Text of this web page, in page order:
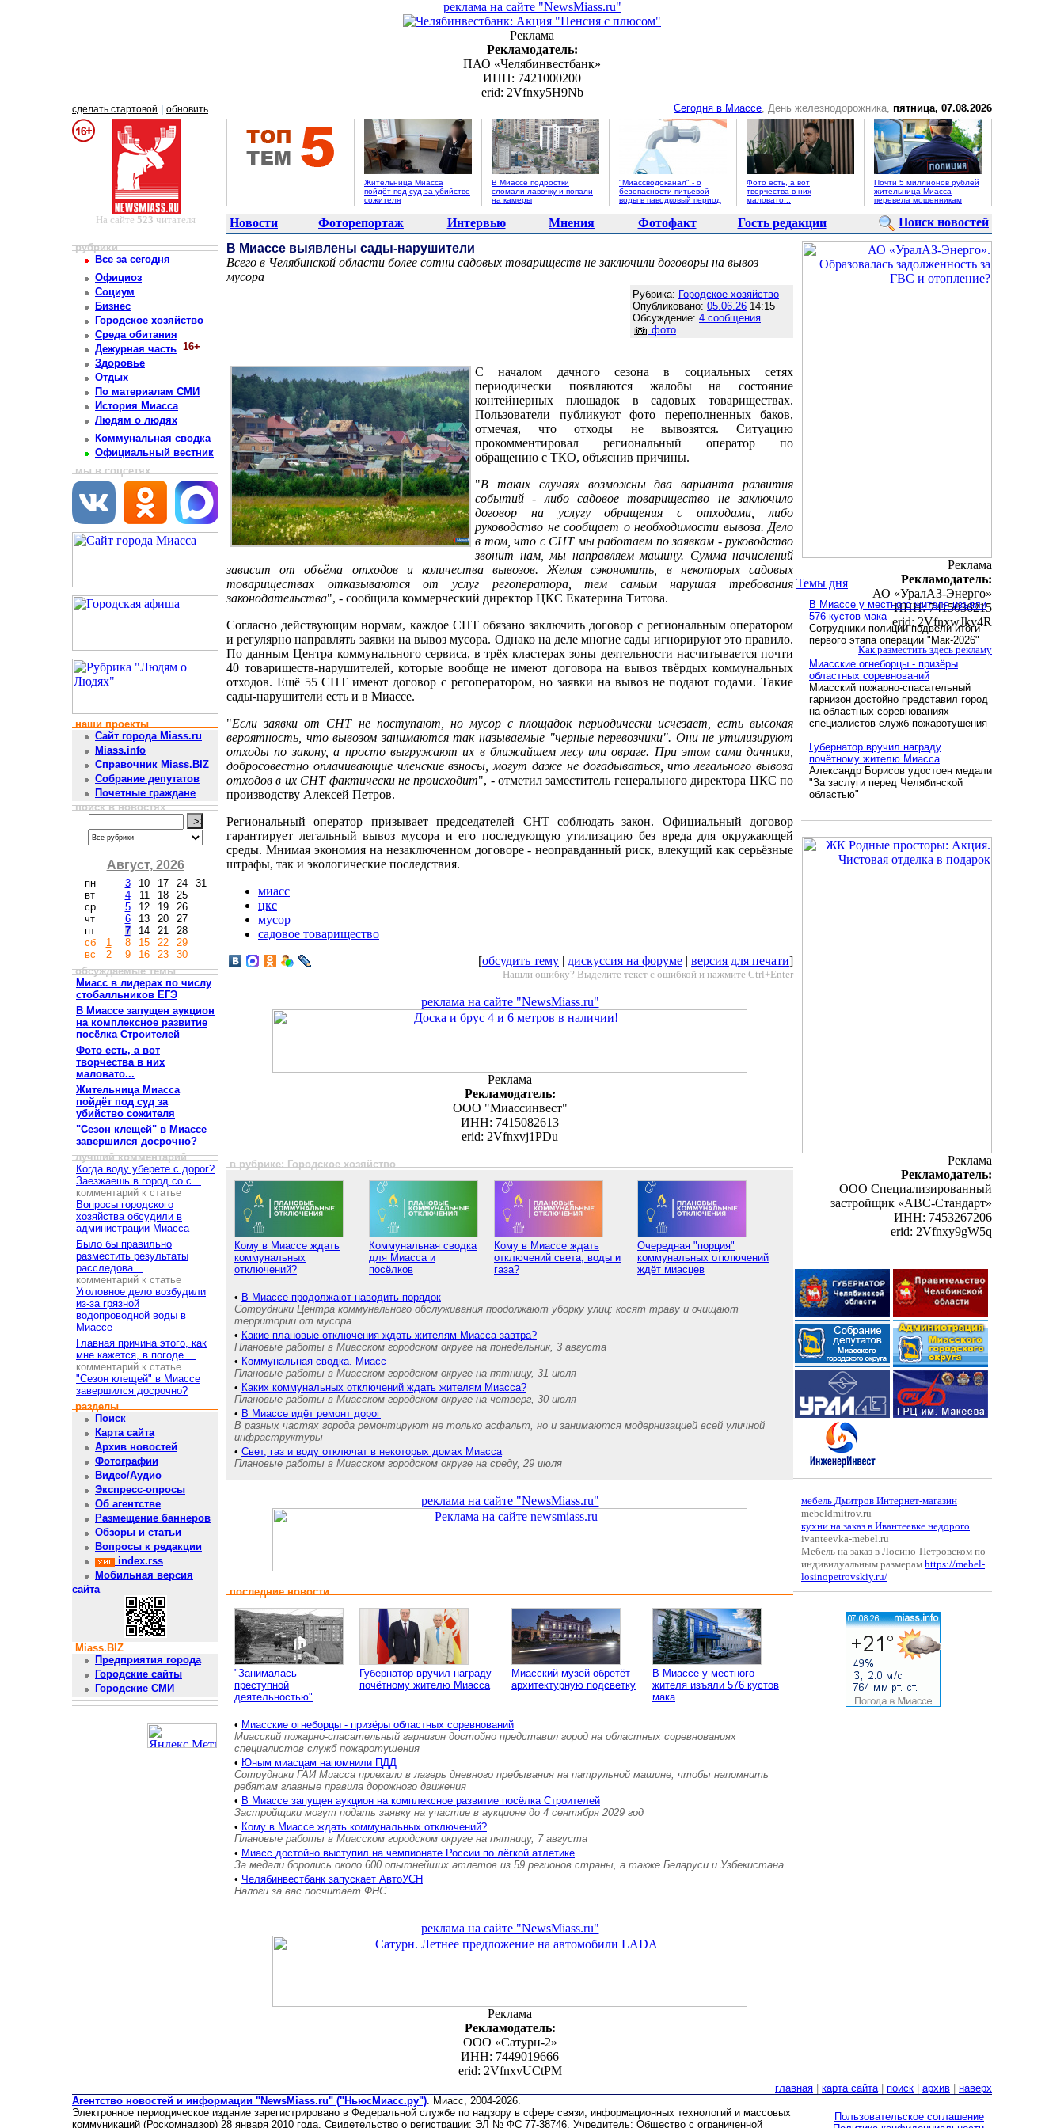
реклама на сайте "NewsMiass.ru"
Реклама
Рекламодатель:
ПАО «Челябинвестбанк»
ИНН: 7421000200
erid: 2Vfnxy5H9Nb
сделать стартовой обновить Сегодня в Миассе, День железнодорожника, пятница, 07.08.2026
Жительница Миасса
пойдёт под суд за убийство
сожителя
В Миассе подростки
сломали лавочку и попали
на камеры
"Миассводоканал" - о
безопасности питьевой
воды в паводковый период
Фото есть, а вот
творчества в них
маловато...
Почти 5 миллионов рублей
жительница Миасса
перевела мошенникам
На сайте 523 читателя Новости Фоторепортаж Интервью Мнения Фотофакт Гость редакции Поиск новостей
рубрики
Все за сегодня
Официоз
Социум
Бизнес
Городское хозяйство
Среда обитания
Дежурная часть 16+
Здоровье
Отдых
По материалам СМИ
История Миасса
Людям о людях
Коммунальная сводка
Официальный вестник
мы в соцсетях
наши проекты
Сайт города Miass.ru
Miass.info
Справочник Miass.BIZ
Собрание депутатов
Почетные граждане
поиск в новостях
Август, 2026
пн
вт
ср
чт
пт
сб
вс
1
2
3
4
5
6
7
8
9
10
11
12
13
14
15
16
17
18
19
20
21
22
23
24
25
26
27
28
29
30
31
обсуждаемые темы
Миасс в лидерах по числу
стобалльников ЕГЭ
В Миассе запущен аукцион
на комплексное развитие
посёлка Строителей
Фото есть, а вот
творчества в них
маловато...
Жительница Миасса
пойдёт под суд за
убийство сожителя
"Сезон клещей" в Миассе
завершился досрочно?
лучший комментарий
Когда воду уберете с дорог?
Заезжаешь в город со с...
комментарий к статье
Вопросы городского
хозяйства обсудили в
администрации Миасса
Было бы правильно
разместить результаты
расследова...
комментарий к статье
Уголовное дело возбудили
из-за грязной
водопроводной воды в
Миассе
Главная причина этого, как
мне кажется, в погоде....
комментарий к статье
"Сезон клещей" в Миассе
завершился досрочно?
разделы
Поиск
Карта сайта
Архив новостей
Фотографии
Видео/Аудио
Экспресс-опросы
Об агентстве
Размещение баннеров
Обзоры и статьи
Вопросы к редакции
index.rss
Мобильная версия
сайта
Miass.BIZ
Предприятия города
Городские сайты
Городские СМИ
В Миассе выявлены сады-нарушители
Всего в Челябинской области более сотни садовых товариществ не заключили договоры на вывоз
мусора
Рубрика: Городское хозяйство
Опубликовано: 05.06.26 14:15
Обсуждение: 4 сообщения
фото
С началом дачного сезона в социальных сетях
периодически появляются жалобы на состояние
контейнерных площадок в садовых товариществах.
Пользователи публикуют фото переполненных баков,
отмечая, что отходы не вывозятся. Ситуацию
прокомментировал региональный оператор по
обращению с ТКО, объяснив причины.
"В таких случаях возможны два варианта развития
событий - либо садовое товарищество не заключило
договор на услугу обращения с отходами, либо
руководство не сообщает о необходимости вывоза. Дело
в том, что с СНТ мы работаем по заявкам - руководство
звонит нам, мы направляем машину. Сумма начислений
зависит от объёма отходов и количества вывозов. Желая сэкономить, в некоторых садовых
товариществах отказываются от услуг регоператора, тем самым нарушая требования
законодательства", - сообщила коммерческий директор ЦКС Екатерина Титова.
Согласно действующим нормам, каждое СНТ обязано заключить договор с региональным оператором
и регулярно направлять заявки на вывоз мусора. Однако на деле многие сады игнорируют это правило.
По данным Центра коммунального сервиса, в трёх кластерах зоны деятельности насчитывается почти
40 товариществ-нарушителей, которые вообще не имеют договора на вывоз твёрдых коммунальных
отходов. Ещё 55 СНТ имеют договор с регоператором, но заявки на вывоз не подают годами. Такие
сады-нарушители есть и в Миассе.
"Если заявки от СНТ не поступают, но мусор с площадок периодически исчезает, есть высокая
вероятность, что вывозом занимаются так называемые "черные перевозчики". Они не утилизируют
отходы по закону, а просто выгружают их в ближайшем лесу или овраге. При этом сами дачники,
добросовестно оплачивающие членские взносы, могут даже не догадываться, что легального вывоза
отходов в их СНТ фактически не происходит", - отметил заместитель генерального директора ЦКС по
производству Алексей Петров.
Региональный оператор призывает председателей СНТ соблюдать закон. Официальный договор
гарантирует легальный вывоз мусора и его последующую утилизацию без вреда для окружающей
среды. Мнимая экономия на незаключенном договоре - неоправданный риск, влекущий как серьёзные
штрафы, так и экологические последствия.
миасс
цкс
мусор
садовое товарищество
[обсудить тему | дискуссия на форуме | версия для печати]
Нашли ошибку? Выделите текст с ошибкой и нажмите Ctrl+Enter
реклама на сайте "NewsMiass.ru"
Реклама
Рекламодатель:
ООО "Миассинвест"
ИНН: 7415082613
erid: 2Vfnxvj1PDu
в рубрике: Городское хозяйство
Кому в Миассе ждать
коммунальных
отключений?
Коммунальная сводка
для Миасса и
посёлков
Кому в Миассе ждать
отключений света, воды и
газа?
Очередная "порция"
коммунальных отключений
ждёт миасцев
• В Миассе продолжают наводить порядок
Сотрудники Центра коммунального обслуживания продолжают уборку улиц: косят траву и очищают
территории от мусора
• Какие плановые отключения ждать жителям Миасса завтра?
Плановые работы в Миасском городском округе на понедельник, 3 августа
• Коммунальная сводка. Миасс
Плановые работы в Миасском городском округе на пятницу, 31 июля
• Каких коммунальных отключений ждать жителям Миасса?
Плановые работы в Миасском городском округе на четверг, 30 июля
• В Миассе идёт ремонт дорог
В разных частях города ремонтируют не только асфальт, но и занимаются модернизацией всей уличной
инфраструктуры
• Свет, газ и воду отключат в некоторых домах Миасса
Плановые работы в Миасском городском округе на среду, 29 июля
реклама на сайте "NewsMiass.ru"
последние новости
"Занималась
преступной
деятельностью"
Губернатор вручил награду
почётному жителю Миасса
Миасский музей обретёт
архитектурную подсветку
В Миассе у местного
жителя изъяли 576 кустов
мака
• Миасские огнеборцы - призёры областных соревнований
Миасский пожарно-спасательный гарнизон достойно представил город на областных соревнованиях
специалистов служб пожаротушения
• Юным миасцам напомнили ПДД
Сотрудники ГАИ Миасса приехали в лагерь дневного пребывания на патрульной машине, чтобы напомнить
ребятам главные правила дорожного движения
• В Миассе запущен аукцион на комплексное развитие посёлка Строителей
Застройщики могут подать заявку на участие в аукционе до 4 сентября 2029 год
• Кому в Миассе ждать коммунальных отключений?
Плановые работы в Миасском городском округе на пятницу, 7 августа
• Миасс достойно выступил на чемпионате России по лёгкой атлетике
За медали боролись около 600 опытнейших атлетов из 59 регионов страны, а также Беларуси и Узбекистана
• Челябинвестбанк запускает АвтоУСН
Налоги за вас посчитает ФНС
реклама на сайте "NewsMiass.ru"
Реклама
Рекламодатель:
ООО «Сатурн-2»
ИНН: 7449019666
erid: 2VfnxvUCtPM
Реклама
Рекламодатель:
АО «УралАЗ-Энерго»
ИНН: 7415036215
erid: 2VfnxwJkv4R
Как разместить здесь рекламу
Темы дня
В Миассе у местного жителя изъяли
576 кустов мака
Сотрудники полиции подвели итоги
первого этапа операции "Мак-2026"
Миасские огнеборцы - призёры
областных соревнований
Миасский пожарно-спасательный
гарнизон достойно представил город
на областных соревнованиях
специалистов служб пожаротушения
Губернатор вручил награду
почётному жителю Миасса
Александр Борисов удостоен медали
"За заслуги перед Челябинской
областью"
Реклама
Рекламодатель:
ООО Специализированный
застройщик «АВС-Стандарт»
ИНН: 7453267206
erid: 2Vfnxy9gW5q
мебель Дмитров Интернет-магазин
mebeldmitrov.ru
кухни на заказ в Ивантеевке недорого
ivanteevka-mebel.ru
Мебель на заказ в Лосино-Петровском по
индивидуальным размерам https://mebel-
losinopetrovskiy.ru/
главная карта сайта| поиск архив
наверх
Агентство новостей и информации "NewsMiass.ru" ("НьюсМиасс.ру"). Миасс, 2004-2026.
Электронное периодическое издание зарегистрировано в Федеральной службе по надзору в сфере связи, информационных технологий и массовых
коммуникаций (Роскомнадзор) 28 января 2010 года. Свидетельство о регистрации: ЭЛ № ФС 77-38746. Учредитель: Общество с ограниченной
Пользовательское соглашение